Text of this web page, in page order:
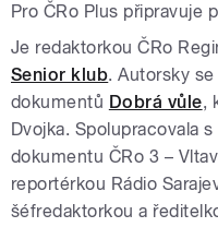
Pro ČRo Plus připravuje
Je redaktorkou ČRo
Senior klub. Autorsky
dokumentů Dobrá vůle,
Dvojka. Spolupracovala
dokumentu ČRo 3 –
reportérkou Rádio
šéfredaktorkou a